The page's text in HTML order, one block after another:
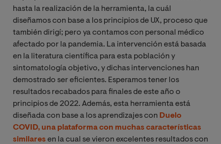
hasta la realización de la herramienta, la cuál
diseñamos con base a los principios de UX, proceso que
también dirigí; pero ya contamos con personal médico
afectado por la pandemia. La intervención está basada
en la literatura científica para esta población y
sintomatología objetivo, y dichas intervenciones han
demostrado ser eficientes. Esperamos tener los
resultados recabados para finales de este año o
principios de 2022. Además, esta herramienta está
diseñada con base a los aprendizajes con Duelo
COVID, una plataforma con muchas características
similares en la cual se vieron excelentes resultados con